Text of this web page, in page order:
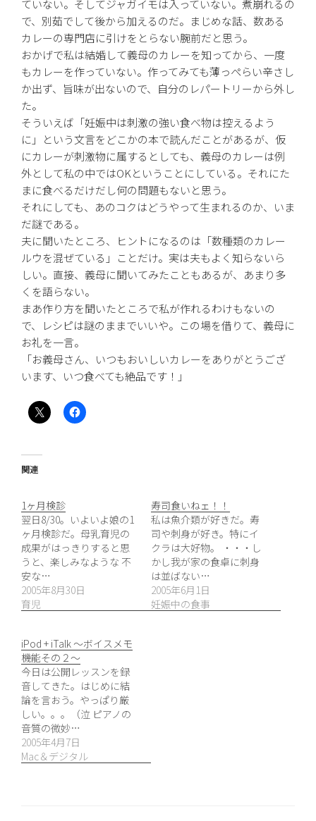
ていない。そしてジャガイモは入っていない。煮崩れるの
で、別茹でして後から加えるのだ。まじめな話、数ある
カレーの専門店に引けをとらない腕前だと思う。
おかげで私は結婚して義母のカレーを知ってから、一度
もカレーを作っていない。作ってみても薄っぺらい辛さし
か出ず、旨味が出ないので、自分のレパートリーから外し
た。
そういえば「妊娠中は刺激の強い食べ物は控えるよう
に」という文言をどこかの本で読んだことがあるが、仮
にカレーが刺激物に属するとしても、義母のカレーは例
外として私の中ではOKということにしている。それにた
まに食べるだけだし何の問題もないと思う。
それにしても、あのコクはどうやって生まれるのか、いま
だ謎である。
夫に聞いたところ、ヒントになるのは「数種類のカレー
ルウを混ぜている」ことだけ。実は夫もよく知らないら
しい。直接、義母に聞いてみたこともあるが、あまり多
くを語らない。
まあ作り方を聞いたところで私が作れるわけもないの
で、レシピは謎のままでいいや。この場を借りて、義母に
お礼を一言。
「お義母さん、いつもおいしいカレーをありがとうござ
います、いつ食べても絶品です！」
関連
1ヶ月検診
翌日8/30。いよいよ娘の1
ヶ月検診だ。母乳育児の
成果がはっきりすると思
うと、楽しみなような 不
安な…
2005年8月30日
育児
寿司食いねェ！！
私は魚介類が好きだ。寿
司や刺身が好き。特にイ
クラは大好物。 ・・・し
かし我が家の食卓に刺身
は並ばない…
2005年6月1日
妊娠中の食事
iPod + iTalk 〜ボイスメモ
機能その２〜
今日は公開レッスンを録
音してきた。はじめに結
論を言おう。やっぱり厳
しい。。。（泣 ピアノの
音質の微妙…
2005年4月7日
Mac＆デジタル